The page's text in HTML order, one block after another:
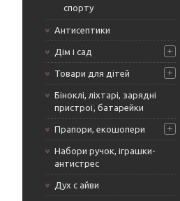
спорту
Антисептики
Дім і сад
Товари для дітей
Біноклі, ліхтарі, зарядні
пристрої, батарейки
Прапори, екошопери
Набори ручок, іграшки-
антистрес
Дух с айви